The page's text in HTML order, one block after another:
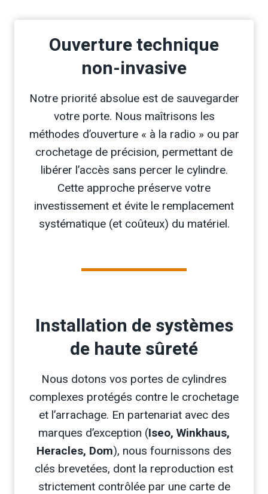
Ouverture technique
non-invasive
Notre priorité absolue est de sauvegarder
votre porte. Nous maîtrisons les
méthodes d’ouverture « à la radio » ou par
crochetage de précision, permettant de
libérer l’accès sans percer le cylindre.
Cette approche préserve votre
investissement et évite le remplacement
systématique (et coûteux) du matériel.
Installation de systèmes
de haute sûreté
Nous dotons vos portes de cylindres
complexes protégés contre le crochetage
et l’arrachage. En partenariat avec des
marques d’exception (Iseo, Winkhaus,
Heracles, Dom), nous fournissons des
clés brevetées, dont la reproduction est
strictement contrôlée par une carte de